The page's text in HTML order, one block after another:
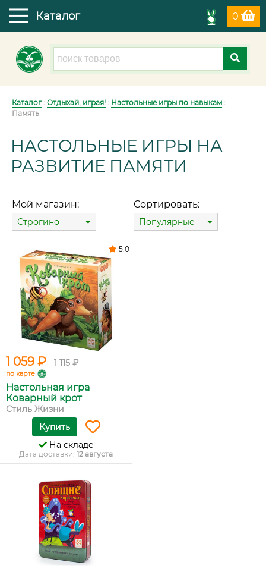
0
Каталог
Каталог: Отдыхай, играя! : Настольные игры по навыкам :
Память
НАСТОЛЬНЫЕ ИГРЫ НА
РАЗВИТИЕ ПАМЯТИ
Мой магазин:
Строгино
Сортировать:
Популярные
1 059 ₽ 1 115 ₽
по карте
Настольная игра
Коварный крот
Стиль Жизни
5.0
Купить
На складе
Дата доставки: 12 августа